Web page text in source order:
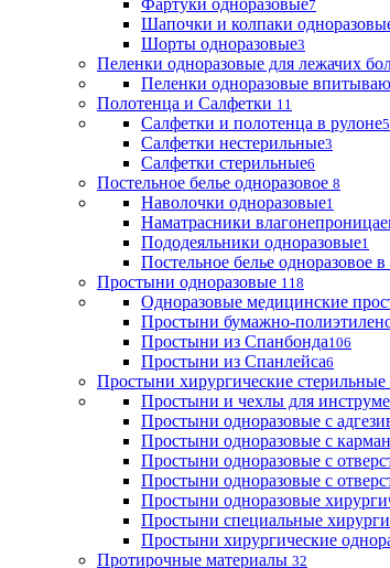
Фартуки одноразовые7
Шапочки и колпаки
Шорты одноразовые3
Пеленки одноразовые для лежачих
Пеленки одноразовые
Полотенца и Салфетки 11
Салфетки и полотенца в рулоне5
Салфетки нестерильные3
Салфетки стерильные6
Постельное белье одноразовое 8
Наволочки одноразовые1
Наматрасники
Пододеяльники одноразовые1
Постельное белье одноразовое
Простыни одноразовые 118
Одноразовые медицинские
Простыни бумажно-
Простыни из Спанбонда106
Простыни из Спанлейса6
Простыни хирургические стерильные
Простыни и чехлы для
Простыни одноразовые с
Простыни одноразовые с
Простыни одноразовые с
Простыни одноразовые с
Простыни одноразовые
Простыни специальные
Простыни хирургические
Протирочные материалы 32